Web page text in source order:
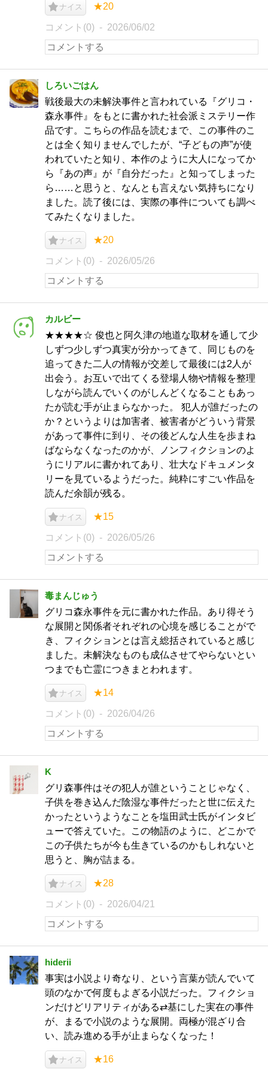
ナイス ★20
コメント(0) 2026/06/02
しろいごはん
戦後最大の未解決事件と言われている『グリコ・
森永事件』をもとに書かれた社会派ミステリー作
品です。こちらの作品を読むまで、この事件のこ
とは全く知りませんでしたが、“子どもの声”が使
われていたと知り、本作のように大人になってか
ら『あの声』が『自分だった』と知ってしまった
ら……と思うと、なんとも言えない気持ちになり
ました。読了後には、実際の事件についても調べ
てみたくなりました。
ナイス ★20
コメント(0) 2026/05/26
カルビー
★★★★☆ 俊也と阿久津の地道な取材を通して少
しずつ少しずつ真実が分かってきて、同じものを
追ってきた二人の情報が交差して最後には2人が
出会う。お互いで出てくる登場人物や情報を整理
しながら読んでいくのがしんどくなることもあっ
たが読む手が止まらなかった。 犯人が誰だったの
か？というよりは加害者、被害者がどういう背景
があって事件に到り、その後どんな人生を歩まね
ばならなくなったのかが、ノンフィクションのよ
うにリアルに書かれてあり、壮大なドキュメンタ
リーを見ているようだった。純粋にすごい作品を
読んだ余韻が残る。
ナイス ★15
コメント(0) 2026/05/26
毒まんじゅう
グリコ森永事件を元に書かれた作品。あり得そう
な展開と関係者それぞれの心境を感じることがで
き、フィクションとは言え総括されていると感じ
ました。未解決なものも成仏させてやらないとい
つまでも亡霊につきまとわれます。
ナイス ★14
コメント(0) 2026/04/26
K
グリ森事件はその犯人が誰ということじゃなく、
子供を巻き込んだ陰湿な事件だったと世に伝えた
かったというようなことを塩田武士氏がインタビ
ューで答えていた。この物語のように、どこかで
この子供たちが今も生きているのかもしれないと
思うと、胸が詰まる。
ナイス ★28
コメント(0) 2026/04/21
hiderii
事実は小説より奇なり、という言葉が読んでいて
頭のなかで何度もよぎる小説だった。フィクショ
ンだけどリアリティがある⇄基にした実在の事件
が、まるで小説のような展開。両極が混ざり合
い、読み進める手が止まらなくなった！
ナイス ★16